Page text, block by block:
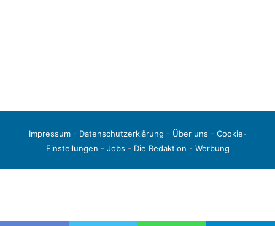
Impressum- Datenschutzerklärung - Über uns - Cookie-
Einstellungen - Jobs - Die Redaktion - Werbung